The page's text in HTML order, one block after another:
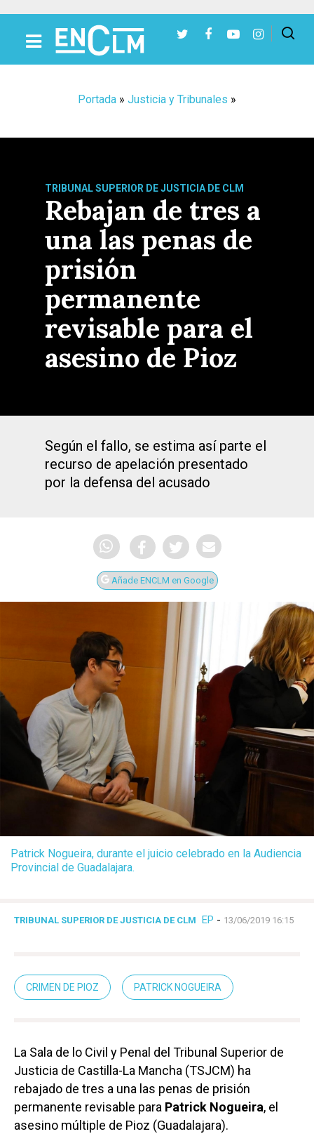
Portada » Justicia y Tribunales »
TRIBUNAL SUPERIOR DE JUSTICIA DE CLM
Rebajan de tres a
una las penas de
prisión
permanente
revisable para el
asesino de Pioz
Según el fallo, se estima así parte el
recurso de apelación presentado
por la defensa del acusado
Añade ENCLM en Google
Patrick Nogueira, durante el juicio celebrado en la Audiencia
Provincial de Guadalajara.
TRIBUNAL SUPERIOR DE JUSTICIA DE CLM EP - 13/06/2019 16:15
CRIMEN DE PIOZ PATRICK NOGUEIRA
La Sala de lo Civil y Penal del Tribunal Superior de
Justicia de Castilla-La Mancha (TSJCM) ha
rebajado de tres a una las penas de prisión
permanente revisable para Patrick Nogueira, el
asesino múltiple de Pioz (Guadalajara).